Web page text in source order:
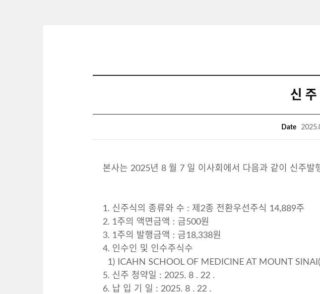
신 주
Date
본사는 2025년 8 월 7 일 이사회에서 다음과 같이 신주
1. 신주식의 종류와 수 : 제2종 전환우선주식 14,889주
2. 1주의 액면금액 : 금500원
3. 1주의 발행금액 : 금18,338원
4. 인수인 및 인수주식수
1) ICAHN SCHOOL OF MEDICINE AT MOUNT
5. 신주 청약일 : 2025. 8 . 22 .
6. 납 입 기 일 : 2025. 8 . 22 .